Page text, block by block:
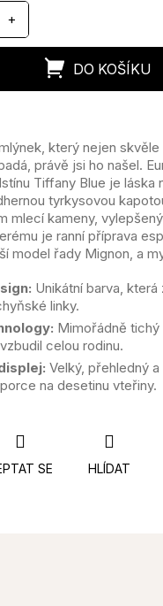
+
který nejen
právě jsi ho našel.
Tiffany Blue je láska
tyrkysovou
mlecí kameny,
je ranní příprava
model řady Mignon, a
Unikátní barva, která
linky.
Mimořádně
celou rodinu.
Velký, přehledný
na desetinu vteřiny.
SE HLÍDAT